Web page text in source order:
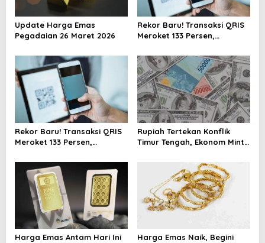
t
i
o
n
Update Harga Emas
Pegadaian 26 Maret 2026
Rekor Baru! Transaksi QRIS
Meroket 133 Persen,
Masif
Rekor Baru! Transaksi QRIS
Meroket 133 Persen,
Masif
Rupiah Tertekan Konflik
Timur Tengah, Ekonom Minta
Langkah Antisipasi Jangka
Harga Emas Antam Hari Ini Harga Emas Naik, Begini